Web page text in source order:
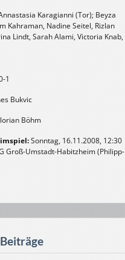
Karagianni (Tor); Beyza
Kahraman, Nadine Seitel, Rizlan
Lindt, Sarah Alami, Victoria Knab,
1
Bukvic
Böhm
Sonntag, 16.11.2008, 12:30
Groß-Umstadt-Habitzheim (Philipp-